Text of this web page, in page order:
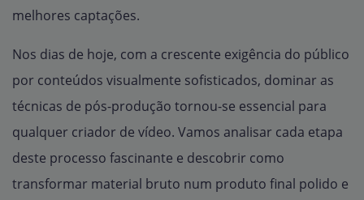
melhores captações.
Nos dias de hoje, com a crescente exigência do público
por conteúdos visualmente sofisticados, dominar as
técnicas de pós-produção tornou-se essencial para
qualquer criador de vídeo. Vamos analisar cada etapa
deste processo fascinante e descobrir como
transformar material bruto num produto final polido e